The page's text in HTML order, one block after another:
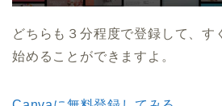
どちらも３分程度で登録して、す
始めることができますよ。